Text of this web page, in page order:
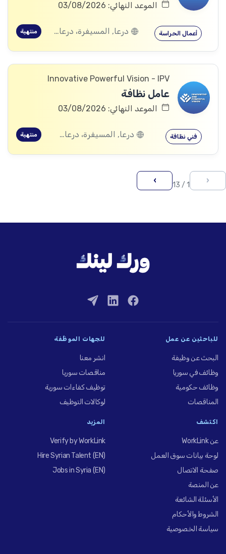
الموعد النهائي: 03/08/2026
أعمال الحراسة درعا, المسيفرة، درعا, الجيزة، درعا, بصر الحرير، درعا منتهية
Innovative Powerful Vision - IPV
عامل نظافة
الموعد النهائي: 03/08/2026
فني نظافة درعا, المسيفرة، درعا, الجيزة، درعا, بصر الحرير، درعا منتهية
‹
1 / 13
›
للباحثين عن عمل
البحث عن وظيفة
وظائف في سوريا
وظائف حكومية
المناقصات
للجهات الموظِّفة
انشر معنا
مناقصات سوريا
توظيف كفاءات سورية
لوكالات التوظيف
اكتشف
عن WorkLink
لوحة بيانات سوق العمل
صفحة الاتصال
عن المنصة
الأسئلة الشائعة
الشروط والأحكام
سياسة الخصوصية
المزيد
Verify by WorkLink
Hire Syrian Talent (EN)
Jobs in Syria (EN)